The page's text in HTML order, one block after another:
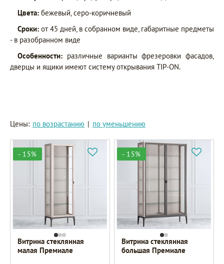
Цвета: бежевый, серо-коричневый
Сроки: от 45 дней, в собранном виде, габаритные предметы
- в разобранном виде
Особенности: различные варианты фрезеровки фасадов,
дверцы и ящики имеют систему открывания TIP-ON.
Цены: по возрастанию | по уменьшению
- 15%
Витрина стеклянная
малая Премиале
- 15%
Витрина стеклянная
большая Премиале